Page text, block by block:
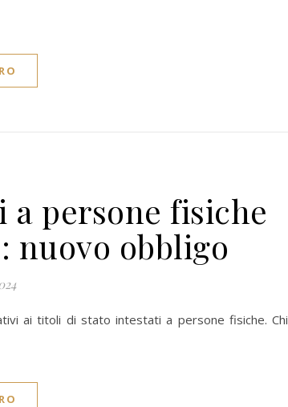
persone fisiche
nuovo obbligo
ai titoli di stato intestati a persone fisiche. Chi